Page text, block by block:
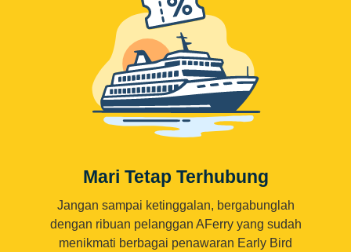
Mari Tetap Terhubung
Jangan sampai ketinggalan, bergabunglah
dengan ribuan pelanggan AFerry yang sudah
menikmati berbagai penawaran Early Bird